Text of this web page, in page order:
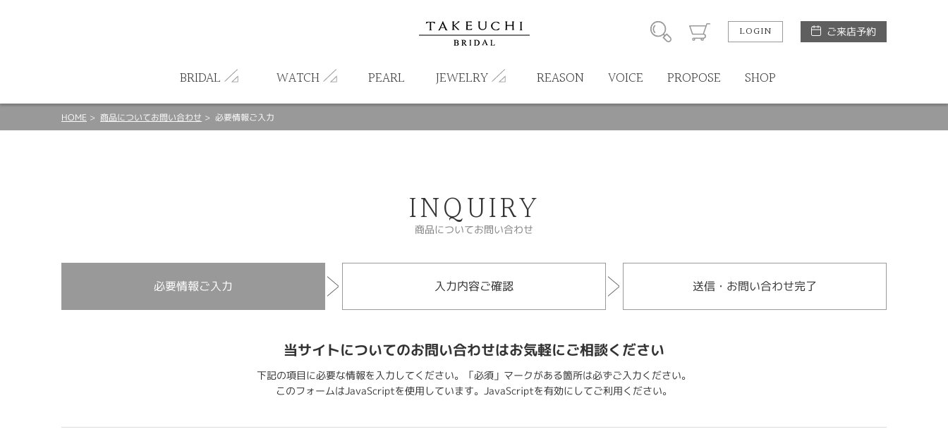
LOGIN ご来店予約
BRIDAL WATCH PEARL JEWELRY REASON VOICE PROPOSE SHOP
HOME 商品についてお問い合わせ 必要情報ご入力
INQUIRY
商品についてお問い合わせ
必要情報ご入力 入力内容ご確認 送信・お問い合わせ完了
当サイトについてのお問い合わせはお気軽にご相談ください
下記の項目に必要な情報を入力してください。「必須」マークがある箇所は必ずご入力ください。
このフォームはJavaScriptを使用しています。JavaScriptを有効にしてご利用ください。